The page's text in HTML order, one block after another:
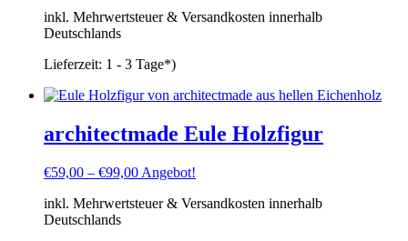
inkl. Mehrwertsteuer & Versandkosten innerhalb
Deutschlands
Lieferzeit: 1 - 3 Tage*)
architectmade Eule Holzfigur
€59,00 – €99,00 Angebot!
inkl. Mehrwertsteuer & Versandkosten innerhalb
Deutschlands